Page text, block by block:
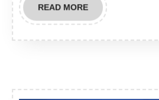
READ MOREREAD
MORE